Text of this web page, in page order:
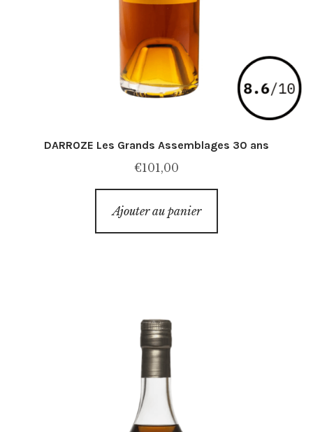
DARROZE Les Grands Assemblages 30 ans
€101,00
Ajouter au panier